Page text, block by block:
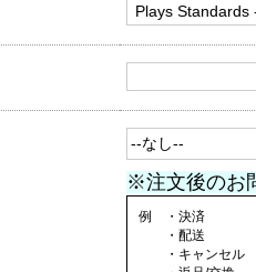
※注文後のお
例 ・決済
・配送
・キャンセル